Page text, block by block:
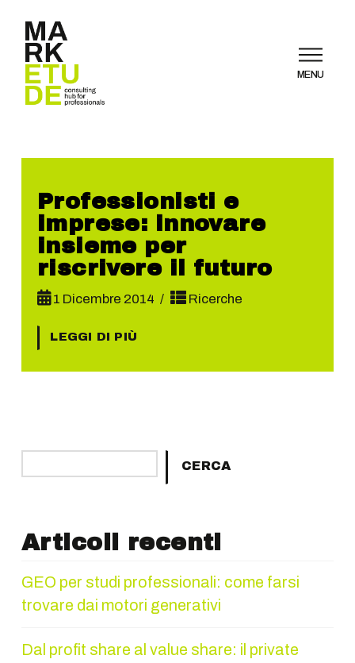
MENU
Professionisti e
imprese: innovare
insieme per
riscrivere il futuro
1 Dicembre 2014 Ricerche
LEGGI DI PIÙ
CERCA
Articoli recenti
GEO per studi professionali: come farsi
trovare dai motori generativi
Dal profit share al value share: il private